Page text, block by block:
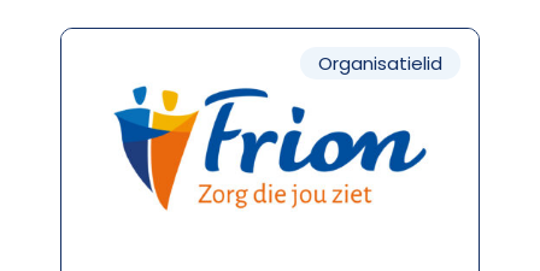
Organisatielid